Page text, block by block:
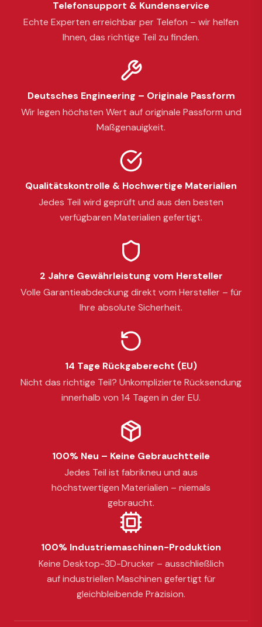
Telefonsupport & Kundenservice
Echte Experten erreichbar per Telefon – wir helfen
Ihnen, das richtige Teil zu finden.
Deutsches Engineering – Originale Passform
Wir legen höchsten Wert auf originale Passform und
Maßgenauigkeit.
Qualitätskontrolle & Hochwertige Materialien
Jedes Teil wird geprüft und aus den besten
verfügbaren Materialien gefertigt.
2 Jahre Gewährleistung vom Hersteller
Volle Garantieabdeckung direkt vom Hersteller – für
Ihre absolute Sicherheit.
14 Tage Rückgaberecht (EU)
Nicht das richtige Teil? Unkomplizierte Rücksendung
innerhalb von 14 Tagen in der EU.
100% Neu – Keine Gebrauchtteile
Jedes Teil ist fabrikneu und aus
höchstwertigen Materialien – niemals
gebraucht.
100% Industriemaschinen-Produktion
Keine Desktop-3D-Drucker – ausschließlich
auf industriellen Maschinen gefertigt für
gleichbleibende Präzision.